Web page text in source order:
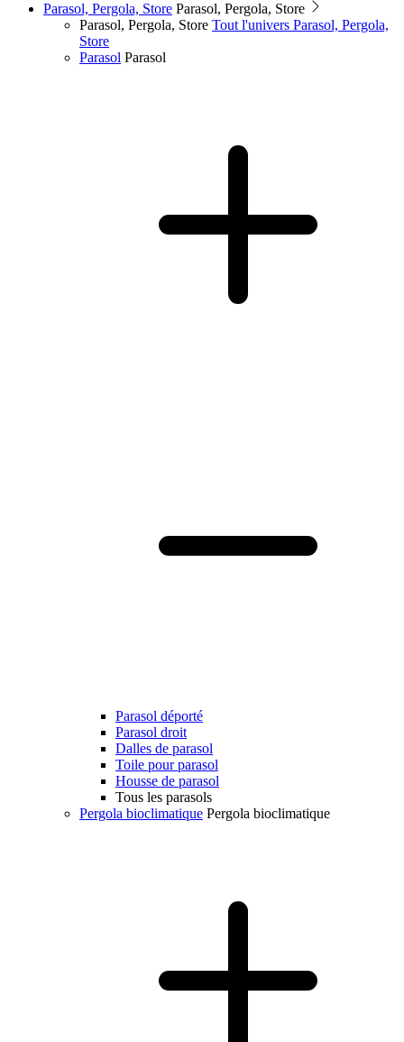
Parasol, Pergola, Store Parasol, Pergola, Store
Parasol, Pergola, Store Tout l'univers Parasol, Pergola,
Store
Parasol Parasol
Parasol déporté
Parasol droit
Dalles de parasol
Toile pour parasol
Housse de parasol
Tous les parasols
Pergola bioclimatique Pergola bioclimatique